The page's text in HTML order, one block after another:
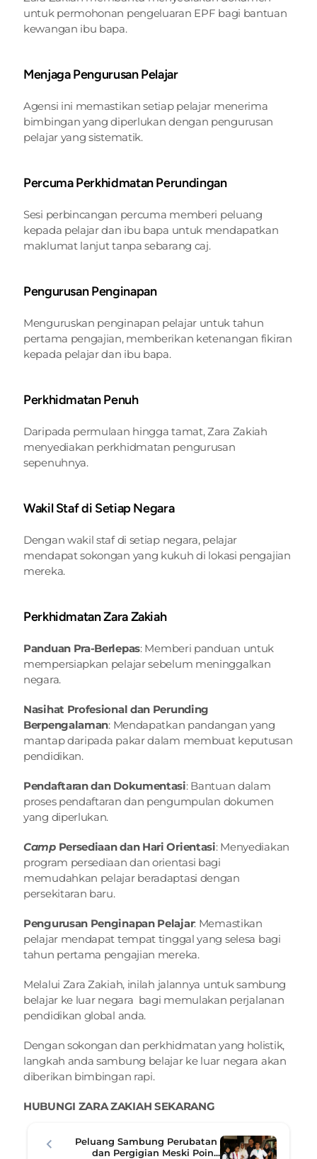
untuk permohonan pengeluaran EPF bagi bantuan
kewangan ibu bapa.
Menjaga Pengurusan Pelajar
Agensi ini memastikan setiap pelajar menerima
bimbingan yang diperlukan dengan pengurusan
pelajar yang sistematik.
Percuma Perkhidmatan Perundingan
Sesi perbincangan percuma memberi peluang
kepada pelajar dan ibu bapa untuk mendapatkan
maklumat lanjut tanpa sebarang caj.
Pengurusan Penginapan
Menguruskan penginapan pelajar untuk tahun
pertama pengajian, memberikan ketenangan fikiran
kepada pelajar dan ibu bapa.
Perkhidmatan Penuh
Daripada permulaan hingga tamat, Zara Zakiah
menyediakan perkhidmatan pengurusan
sepenuhnya.
Wakil Staf di Setiap Negara
Dengan wakil staf di setiap negara, pelajar
mendapat sokongan yang kukuh di lokasi pengajian
mereka.
Perkhidmatan Zara Zakiah
Panduan Pra-Berlepas: Memberi panduan untuk
mempersiapkan pelajar sebelum meninggalkan
negara.
Nasihat Profesional dan Perunding
Berpengalaman: Mendapatkan pandangan yang
mantap daripada pakar dalam membuat keputusan
pendidikan.
Pendaftaran dan Dokumentasi: Bantuan dalam
proses pendaftaran dan pengumpulan dokumen
yang diperlukan.
Camp Persediaan dan Hari Orientasi: Menyediakan
program persediaan dan orientasi bagi
memudahkan pelajar beradaptasi dengan
persekitaran baru.
Pengurusan Penginapan Pelajar: Memastikan
pelajar mendapat tempat tinggal yang selesa bagi
tahun pertama pengajian mereka.
Melalui Zara Zakiah, inilah jalannya untuk sambung
belajar ke luar negara  bagi memulakan perjalanan
pendidikan global anda.
Dengan sokongan dan perkhidmatan yang holistik,
langkah anda sambung belajar ke luar negara akan
diberikan bimbingan rapi.
HUBUNGI ZARA ZAKIAH SEKARANG
Peluang Sambung Perubatan
dan Pergigian Meski Poin...